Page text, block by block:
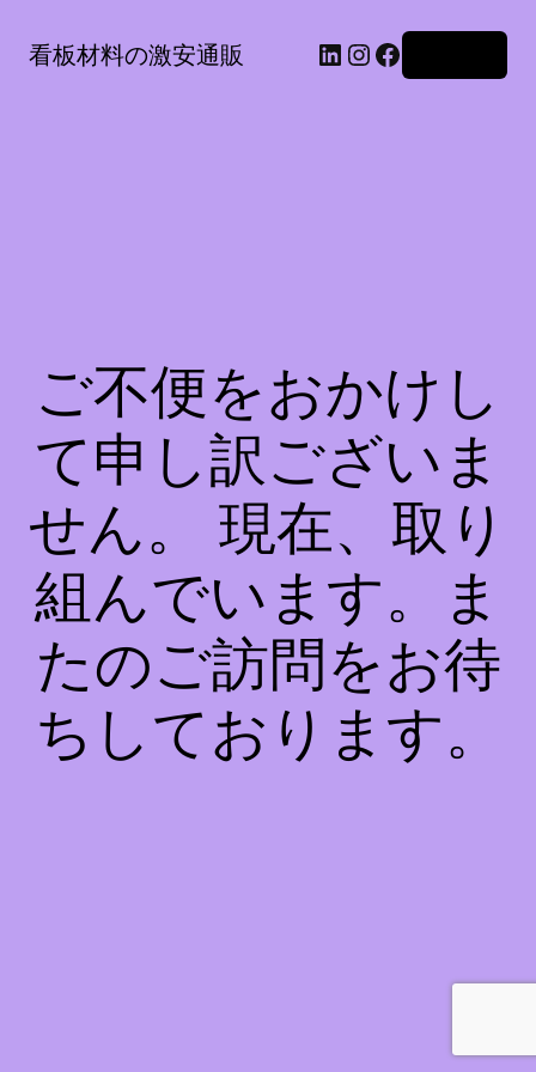
看板材料の激安通販 LinkedIn Instagram Facebook
ご不便をおかけし
て申し訳ございま
せん。 現在、取り
組んでいます。ま
たのご訪問をお待
ちしております。